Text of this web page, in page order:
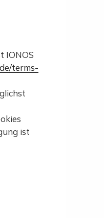
IONOS
terms-
ist